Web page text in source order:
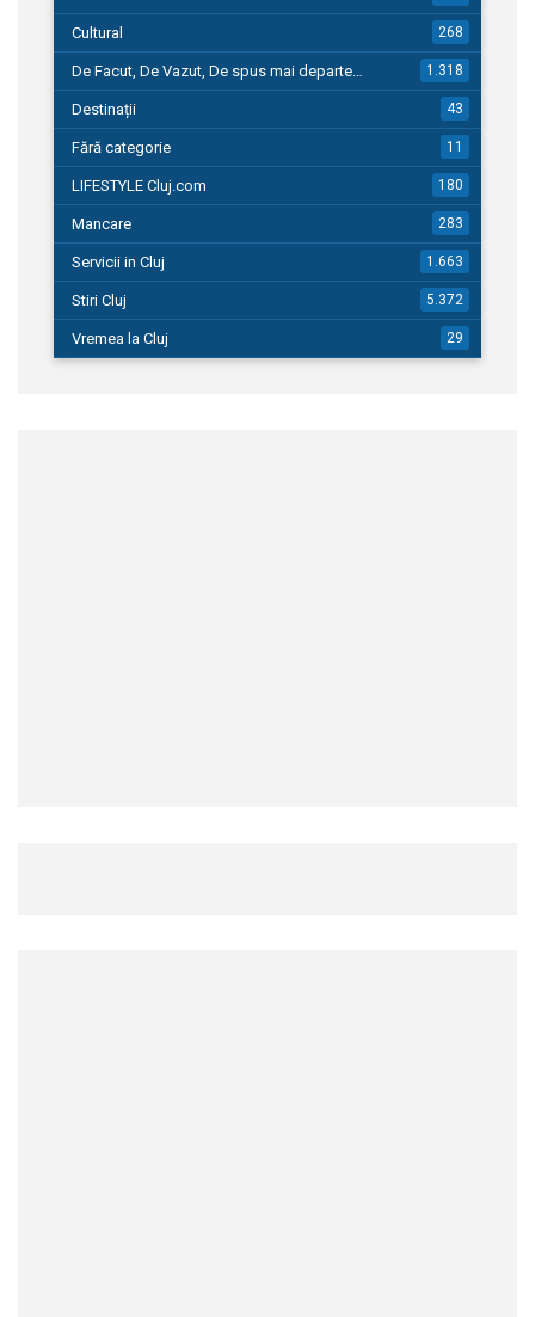
Cultural 268
De Facut, De Vazut, De spus mai departe… 1.318
Destinații 43
Fără categorie 11
LIFESTYLE Cluj.com 180
Mancare 283
Servicii in Cluj 1.663
Stiri Cluj 5.372
Vremea la Cluj 29